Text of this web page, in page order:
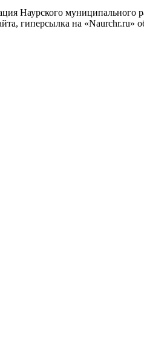
Наурского муниципального
гиперсылка на «Naurchr.ru»